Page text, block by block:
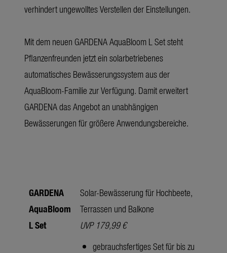
verhindert ungewolltes Verstellen der Einstellungen.
Mit dem neuen GARDENA AquaBloom L Set steht
Pflanzenfreunden jetzt ein solarbetriebenes
automatisches Bewässerungssystem aus der
AquaBloom-Familie zur Verfügung. Damit erweitert
GARDENA das Angebot an unabhängigen
Bewässerungen für größere Anwendungsbereiche.
GARDENA
AquaBloom
L Set
Solar-Bewässerung für Hochbeete,
Terrassen und Balkone
UVP 179,99 €
gebrauchsfertiges Set für bis zu